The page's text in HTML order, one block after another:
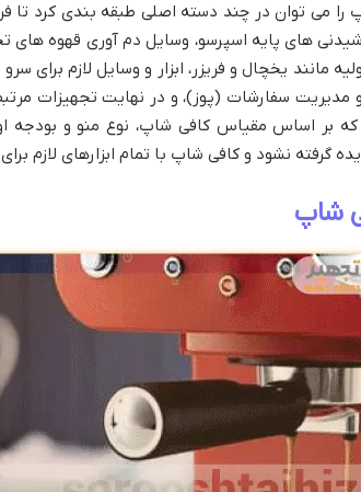
را می توان در چند دسته اصلی طبقه بندی کرد تا
های پایه اسپرسو، وسایل دم آوری قهوه
مانند یخچال و فریزر، ابزار و وسایل لازم برای
مدیریت سفارشات (پوز)، و در نهایت تجهیزات
بر اساس مقیاس کافی شاپ، نوع منو و بودجه
نشود و کافی شاپ با تمام ابزارهای لازم
شاپ